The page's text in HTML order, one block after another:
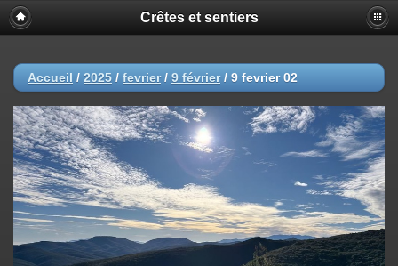
Crêtes et sentiers
Accueil / 2025 / fevrier/ 9 février/ 9 fevrier 02